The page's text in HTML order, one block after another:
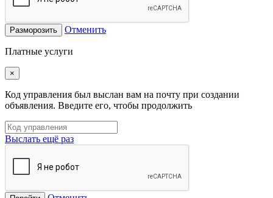
Разморозить Отменить
Платные услуги
×
Код управления был выслан вам на почту при создании
объявления. Введите его, чтобы продолжить
Выслать ещё раз